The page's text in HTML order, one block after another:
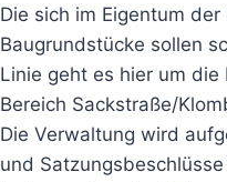
Die sich im Eigentum
Baugrundstücke sollen
Linie geht es hier um
Bereich Sackstraße/
Die Verwaltung wird
und